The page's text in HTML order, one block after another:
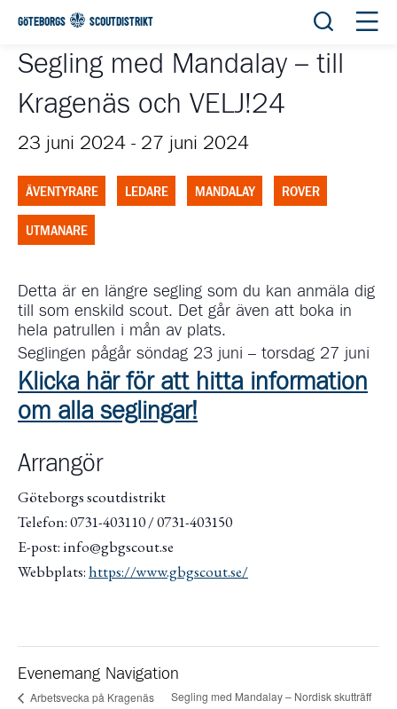
GÖTEBORGS SCOUTDISTRIKT Öppna
Segling med Mandalay – till
Kragenäs och VELJ!24
23 juni 2024 - 27 juni 2024
ÄVENTYRARE LEDARE MANDALAY ROVER
UTMANARE
Detta är en längre segling som du kan anmäla dig
till som enskild scout. Det går även att boka in
hela patrullen i mån av plats.
Seglingen pågår söndag 23 juni – torsdag 27 juni
Klicka här för att hitta information
om alla seglingar!
Arrangör
Göteborgs scoutdistrikt
Telefon: 0731-403110 / 0731-403150
E-post: info@gbgscout.se
Webbplats:https://www.gbgscout.se/
Evenemang Navigation
Arbetsvecka på Kragenäs Segling med Mandalay – Nordisk skutträff